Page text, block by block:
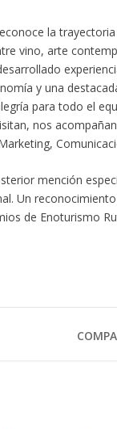
la
vino, arte
y una
para todo el
nos
mención
Un
de Enoturismo